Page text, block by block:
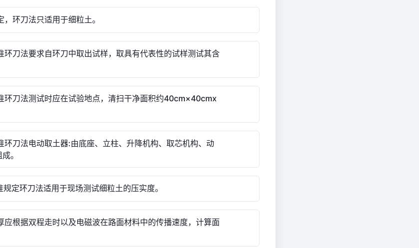
环刀法只适用于细粒土。
环刀法要求自环刀中取出试样，取具有代表性的试样测试其含
环刀法测试时应在试验地点，清扫干净面积约40cm×40cmx
环刀法电动取土器:由底座、立柱、升降机构、取芯机构、动
。
定环刀法适用于现场测试细粒土的压实度。
应根据双程走时以及电磁波在路面材料中的传播速度，计算面